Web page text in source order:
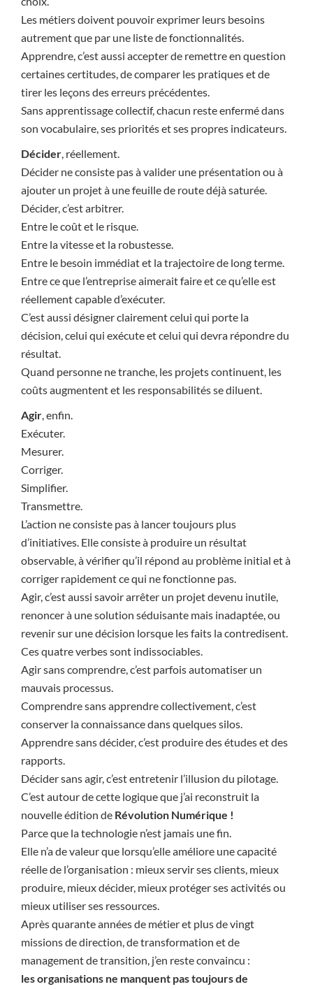
Les métiers doivent pouvoir exprimer leurs besoins
autrement que par une liste de fonctionnalités.
Apprendre, c’est aussi accepter de remettre en question
certaines certitudes, de comparer les pratiques et de
tirer les leçons des erreurs précédentes.
Sans apprentissage collectif, chacun reste enfermé dans
son vocabulaire, ses priorités et ses propres indicateurs.
Décider, réellement.
Décider ne consiste pas à valider une présentation ou à
ajouter un projet à une feuille de route déjà saturée.
Décider, c’est arbitrer.
Entre le coût et le risque.
Entre la vitesse et la robustesse.
Entre le besoin immédiat et la trajectoire de long terme.
Entre ce que l’entreprise aimerait faire et ce qu’elle est
réellement capable d’exécuter.
C’est aussi désigner clairement celui qui porte la
décision, celui qui exécute et celui qui devra répondre du
résultat.
Quand personne ne tranche, les projets continuent, les
coûts augmentent et les responsabilités se diluent.
Agir, enfin.
Exécuter.
Mesurer.
Corriger.
Simplifier.
Transmettre.
L’action ne consiste pas à lancer toujours plus
d’initiatives. Elle consiste à produire un résultat
observable, à vérifier qu’il répond au problème initial et à
corriger rapidement ce qui ne fonctionne pas.
Agir, c’est aussi savoir arrêter un projet devenu inutile,
renoncer à une solution séduisante mais inadaptée, ou
revenir sur une décision lorsque les faits la contredisent.
Ces quatre verbes sont indissociables.
Agir sans comprendre, c’est parfois automatiser un
mauvais processus.
Comprendre sans apprendre collectivement, c’est
conserver la connaissance dans quelques silos.
Apprendre sans décider, c’est produire des études et des
rapports.
Décider sans agir, c’est entretenir l’illusion du pilotage.
C’est autour de cette logique que j’ai reconstruit la
nouvelle édition de Révolution Numérique !
Parce que la technologie n’est jamais une fin.
Elle n’a de valeur que lorsqu’elle améliore une capacité
réelle de l’organisation : mieux servir ses clients, mieux
produire, mieux décider, mieux protéger ses activités ou
mieux utiliser ses ressources.
Après quarante années de métier et plus de vingt
missions de direction, de transformation et de
management de transition, j’en reste convaincu :
les organisations ne manquent pas toujours de